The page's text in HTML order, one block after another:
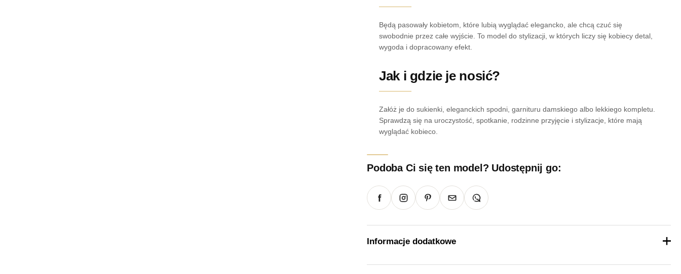
Będą pasowały kobietom, które lubią wyglądać elegancko, ale chcą czuć się
swobodnie przez całe wyjście. To model do stylizacji, w których liczy się kobiecy detal,
wygoda i dopracowany efekt.
Jak i gdzie je nosić?
Załóż je do sukienki, eleganckich spodni, garnituru damskiego albo lekkiego kompletu.
Sprawdzą się na uroczystość, spotkanie, rodzinne przyjęcie i stylizacje, które mają
wyglądać kobieco.
Podoba Ci się ten model? Udostępnij go:
Informacje dodatkowe